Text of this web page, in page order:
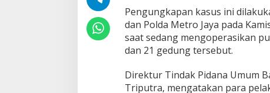
b
a
r
,
3
1
W
Pengungkapan kasus ini
dan Polda Metro Jaya pada
saat sedang mengoperasikan
dan 21 gedung tersebut.
Direktur Tindak Pidana Umum
Triputra, mengatakan para